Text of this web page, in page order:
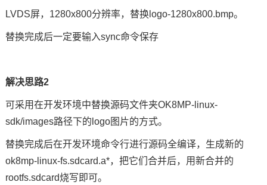
LVDS屏，1280x800分辨率，替换logo-1280x800.bmp。
替换完成后一定要输入sync命令保存
解决思路2
可采用在开发环境中替换源码文件夹OK8MP-linux-
sdk/images路径下的logo图片的方式。
替换完成后在开发环境命令行进行源码全编译，生成新的
ok8mp-linux-fs.sdcard.a*，把它们合并后，用新合并的
rootfs.sdcard烧写即可。